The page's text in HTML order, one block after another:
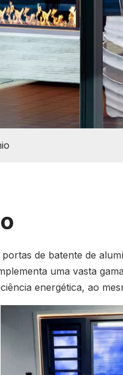
de batente de
uma vasta
energética, ao